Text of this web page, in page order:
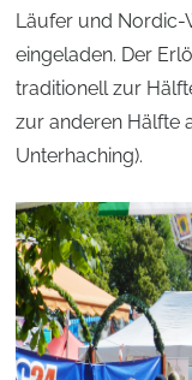
Läufer und Nordic-
eingeladen. Der
traditionell zur
zur anderen Hälfte
Unterhaching).